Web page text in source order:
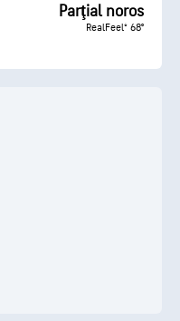
Parţial noros
RealFeel® 68°